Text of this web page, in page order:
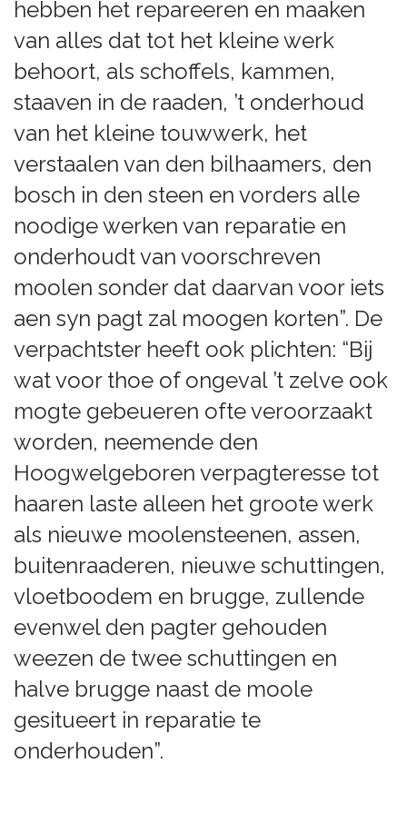
hebben het repareeren en maaken
van alles dat tot het kleine werk
behoort, als schoffels, kammen,
staaven in de raaden, ’t onderhoud
van het kleine touwwerk, het
verstaalen van den bilhaamers, den
bosch in den steen en vorders alle
noodige werken van reparatie en
onderhoudt van voorschreven
moolen sonder dat daarvan voor iets
aen syn pagt zal moogen korten”. De
verpachtster heeft ook plichten: “Bij
wat voor thoe of ongeval ’t zelve ook
mogte gebeueren ofte veroorzaakt
worden, neemende den
Hoogwelgeboren verpagteresse tot
haaren laste alleen het groote werk
als nieuwe moolensteenen, assen,
buitenraaderen, nieuwe schuttingen,
vloetboodem en brugge, zullende
evenwel den pagter gehouden
weezen de twee schuttingen en
halve brugge naast de moole
gesitueert in reparatie te
onderhouden”.